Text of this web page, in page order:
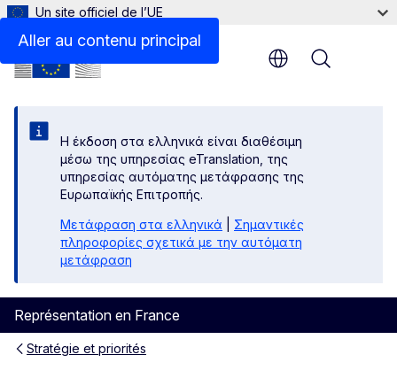
Aller au contenu principal
Un site officiel de l’UE
Η έκδοση στα ελληνικά είναι διαθέσιμη
μέσω της υπηρεσίας eTranslation, της
υπηρεσίας αυτόματης μετάφρασης της
Ευρωπαϊκής Επιτροπής.
Μετάφραση στα ελληνικά
Σημαντικές
πληροφορίες σχετικά με την αυτόματη
μετάφραση
Représentation en France
Menu
Stratégie et priorités